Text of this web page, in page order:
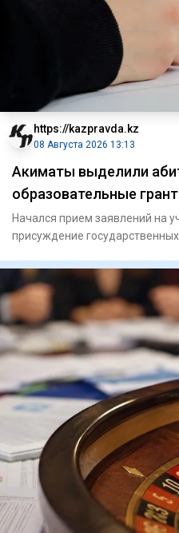
https://kazpravda.kz
08 Августа 2026 13:13
Акиматы выделили
образовательные
Начался прием заявлений на
присуждение